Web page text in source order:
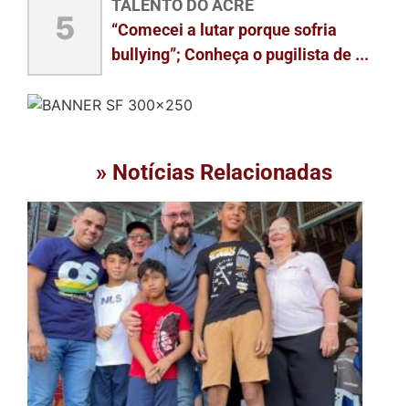
5
TALENTO DO ACRE
“Comecei a lutar porque sofria
bullying”; Conheça o pugilista de ...
» Notícias Relacionadas